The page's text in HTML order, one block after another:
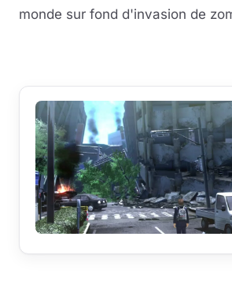
monde sur fond d'invasion de